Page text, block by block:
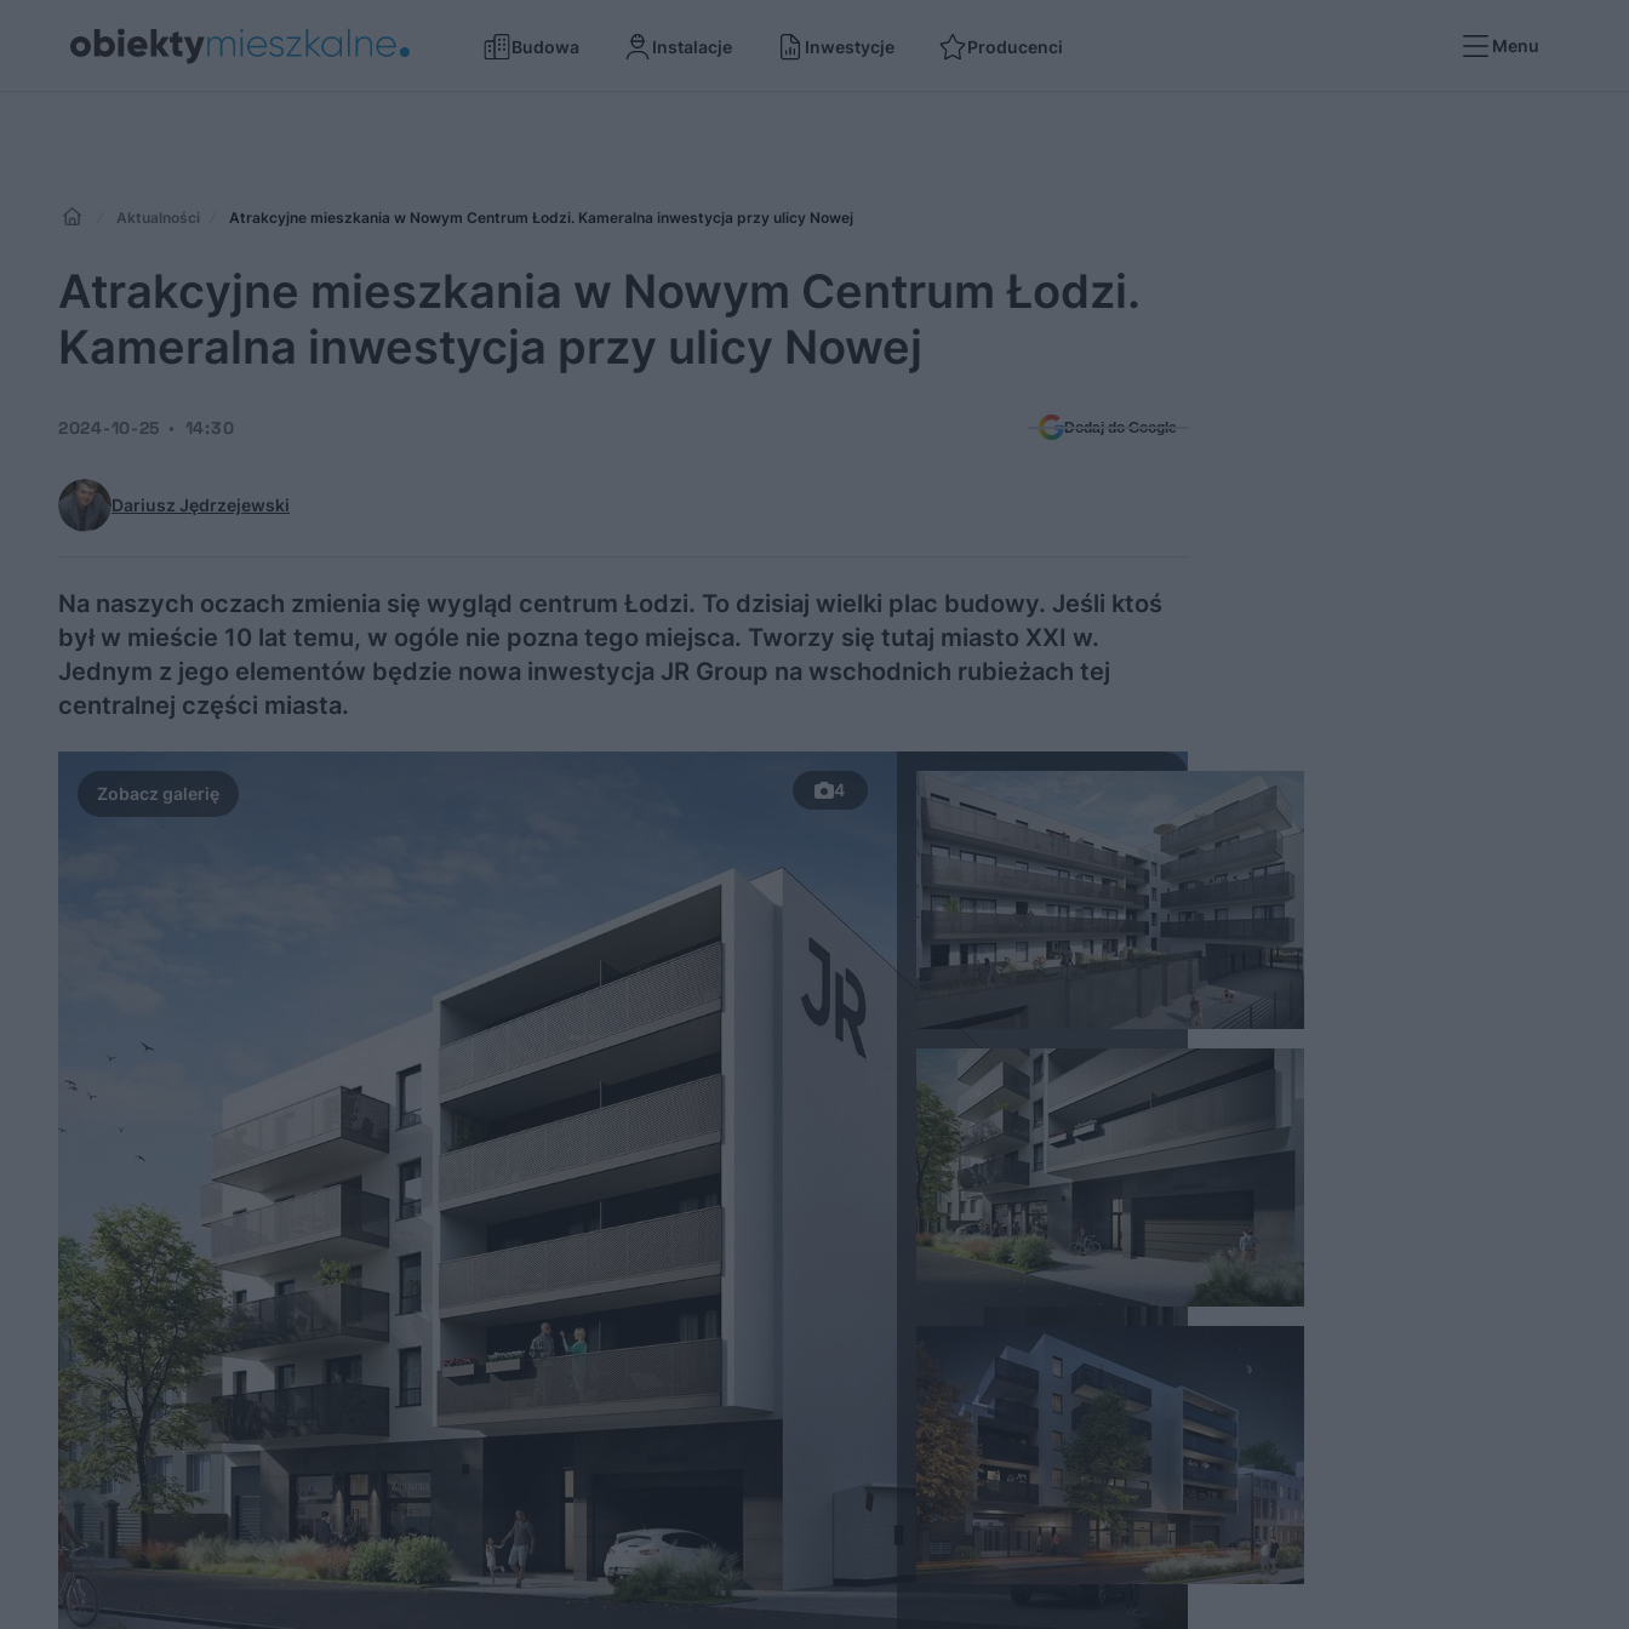
Budowa Instalacje Inwestycje Producenci Menu
Aktualności Atrakcyjne mieszkania w Nowym Centrum Łodzi. Kameralna inwestycja przy ulicy Nowej
Atrakcyjne mieszkania w Nowym Centrum Łodzi.
Kameralna inwestycja przy ulicy Nowej
Dariusz Jędrzejewski
2024-10-25 14:30 Dodaj do Google
Na naszych oczach zmienia się wygląd centrum Łodzi. To dzisiaj wielki plac budowy. Jeśli ktoś
był w mieście 10 lat temu, w ogóle nie pozna tego miejsca. Tworzy się tutaj miasto XXI w.
Jednym z jego elementów będzie nowa inwestycja JR Group na wschodnich rubieżach tej
centralnej części miasta.
4